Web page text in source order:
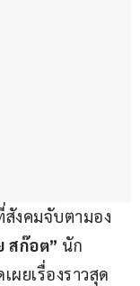
งคมจับตามอง
สก๊อต” นัก
ยเรื่องราวสุด